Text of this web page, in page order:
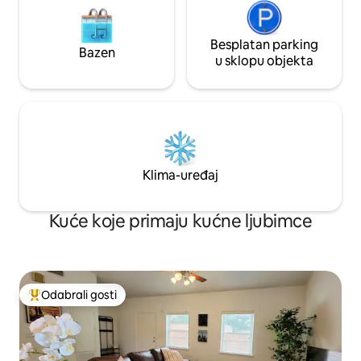
Bazen
Besplatan parking
u sklopu objekta
Klima-uređaj
Kuće koje primaju kućne ljubimce
Među najviše rangiranima s oznakom „Odabrali gosti”
Odabrali gosti